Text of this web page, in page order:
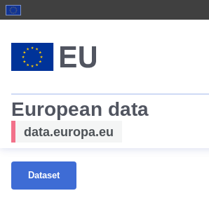
European data
data.europa.eu
Dataset